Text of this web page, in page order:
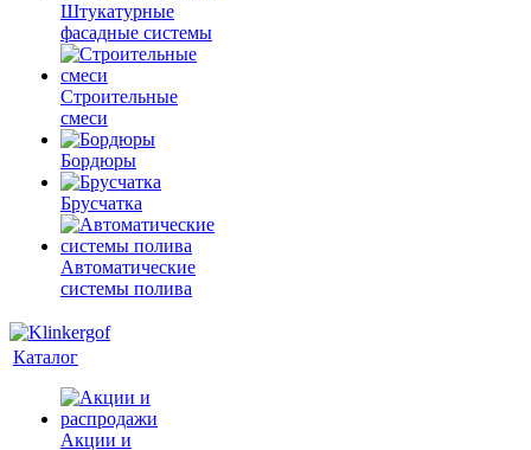
Штукатурные
фасадные системы
Строительные
смеси
Бордюры
Брусчатка
Автоматические
системы полива
Каталог
Акции и